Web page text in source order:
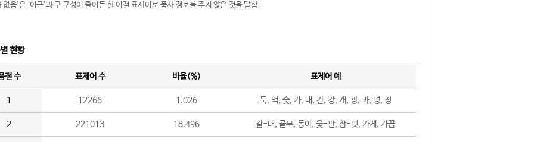
없음’은 ‘어근’과 구 구성이 줄어든 한 어절 표제어로 품사 정보를 주지 않은 것을 말함.
현황
절 수 표제어 수 비율(%) 표제어 예
1 12266 1.026 둑, 먹, 숯, 가, 내, 간, 강, 개, 광, 과, 명, 청
2 221013 18.496 갈-대, 골무, 동이, 윷-판, 참-빗, 가게, 가끔